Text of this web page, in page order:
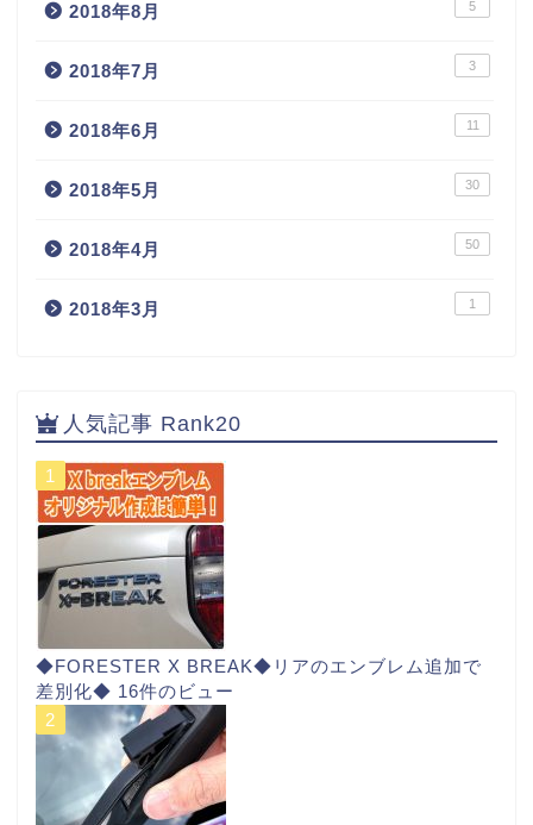
2018年8月 5
2018年7月 3
2018年6月 11
2018年5月 30
2018年4月 50
2018年3月 1
人気記事 Rank20
◆FORESTER X BREAK◆リアのエンブレム追加で
差別化◆ 16件のビュー